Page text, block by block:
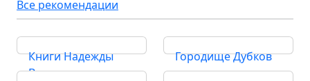
Все рекомендации
Книги Надежды
Вальнер
Городище Дубков